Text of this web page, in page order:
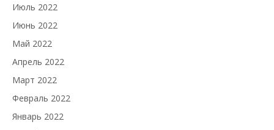
Июль 2022
Июнь 2022
Май 2022
Апрель 2022
Март 2022
Февраль 2022
Январь 2022